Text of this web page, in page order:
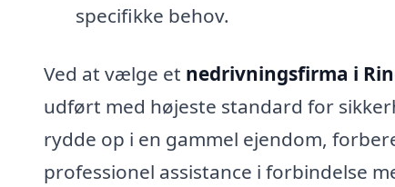
specifikke behov.
Ved at vælge et nedrivningsfirma i
udført med højeste standard for
rydde op i en gammel ejendom,
professionel assistance i forbindelse